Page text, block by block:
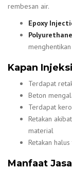
rembesan air.
Epoxy
Kapan
Terdapat
Beton
Terdapat
Retakan
material
Retakan
Manfaat